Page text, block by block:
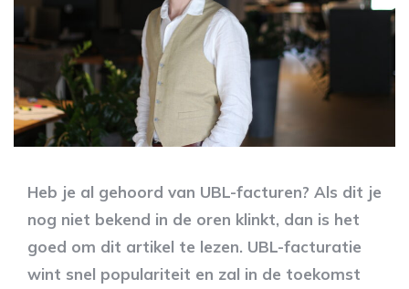
Heb je al gehoord van UBL-facturen? Als dit je
nog niet bekend in de oren klinkt, dan is het
goed om dit artikel te lezen. UBL-facturatie
wint snel populariteit en zal in de toekomst